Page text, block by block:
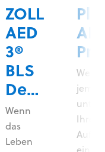
ZOLL
AED
3®
BLS
Defibrillator
Wenn
das
Leben
Wenn
unter
Ihrer